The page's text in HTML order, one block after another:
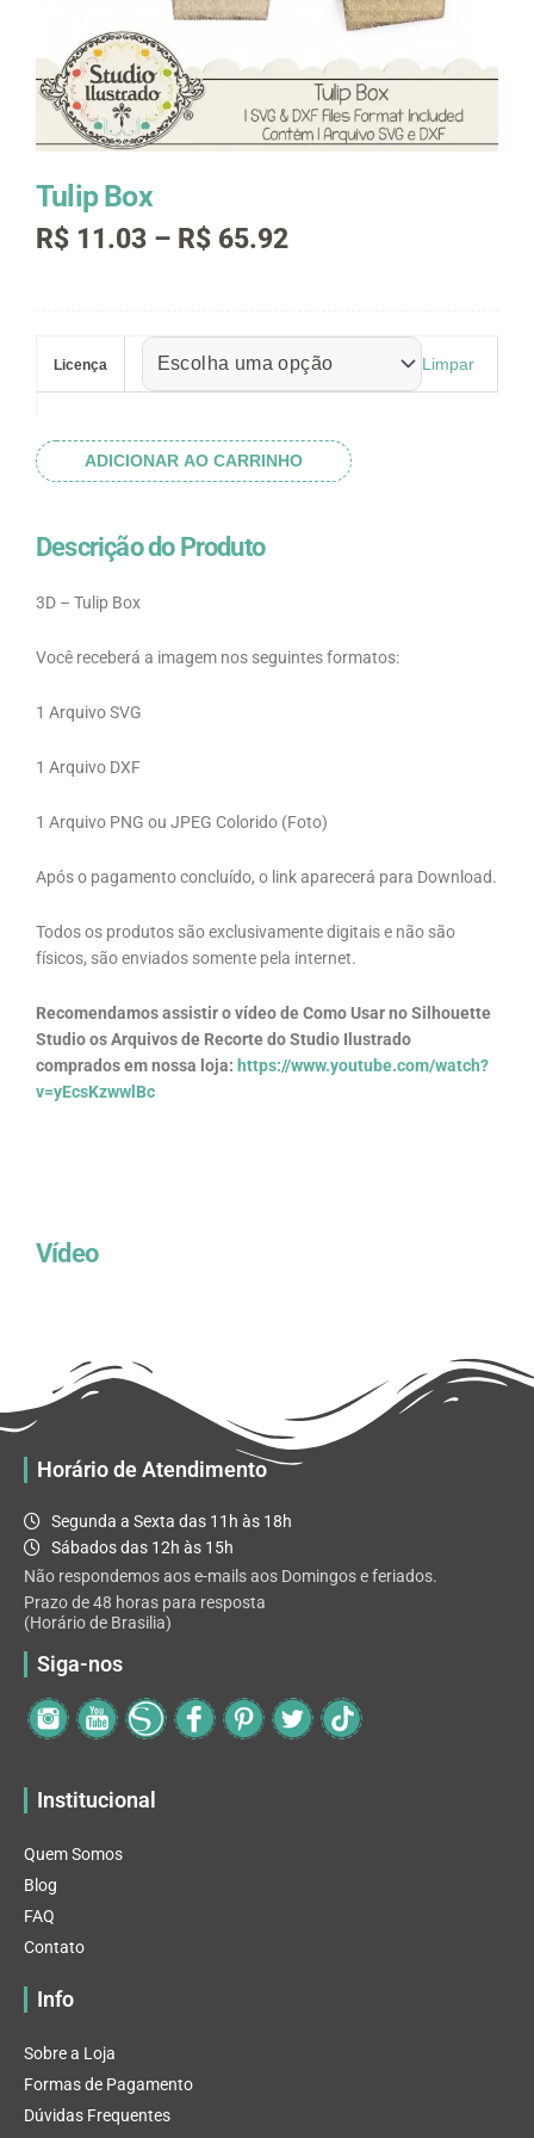
Tulip Box
R$ 11.03 – R$ 65.92Faixa
através
R$ 65.92
Licença Limpar
quantidade
ADICIONAR AO CARRINHO
Descrição do Produto
3D – Tulip Box
Você receberá a imagem nos seguintes formatos:
1 Arquivo SVG
1 Arquivo DXF
1 Arquivo PNG ou JPEG Colorido (Foto)
Após o pagamento concluído, o link aparecerá para Download.
Todos os produtos são exclusivamente digitais e não são
físicos, são enviados somente pela internet.
Recomendamos assistir o vídeo de Como Usar no Silhouette
Studio os Arquivos de Recorte do Studio Ilustrado
comprados em nossa loja: https://www.youtube.com/watch?
v=yEcsKzwwlBc
Vídeo
Horário de Atendimento
Segunda a Sexta das 11h às 18h
Sábados das 12h às 15h
Não respondemos aos e-mails aos Domingos e feriados.
Prazo de 48 horas para resposta
(Horário de Brasilia)
Siga-nos
Institucional
Quem Somos
Blog
FAQ
Contato
Info
Sobre a Loja
Formas de Pagamento
Dúvidas Frequentes